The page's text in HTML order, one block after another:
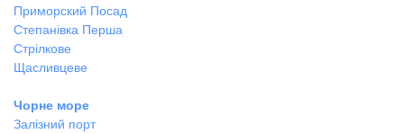
Приморский Посад
Степанівка Перша
Стрілкове
Щасливцеве
Чорне море
Залізний порт